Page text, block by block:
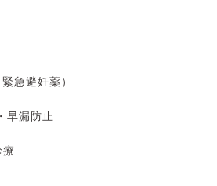
緊急避妊薬）
早漏防止